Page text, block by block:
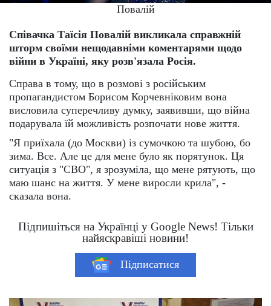
Повалій
Співачка Таїсія Повалій викликала справжній
шторм своїми нещодавніми коментарями щодо
війни в Україні, яку розв'язала Росія.
Справа в тому, що в розмові з російським
пропагандистом Борисом Корчевніковим вона
висловила суперечливу думку, заявивши, що війна
подарувала їй можливість розпочати нове життя.
"Я приїхала (до Москви) із сумочкою та шубою, бо
зима. Все. Але це для мене було як порятунок. Ця
ситуація з "СВО", я зрозуміла, що мене рятують, що
маю шанс на життя. У мене виросли крила", -
сказала вона.
Підпишіться на Українці у Google News! Тільки
найяскравіші новини!
Підписатися